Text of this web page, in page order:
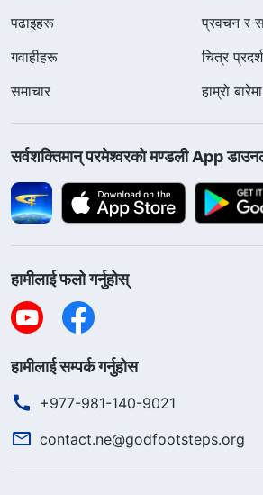
पढाइहरू
प्रवचन र
गवाहीहरू
चित्र
समाचार
हाम्रो बारेमा
सर्वशक्तिमान्‌ परमेश्‍वरको मण्डली App
हामीलाई फलो गर्नुहोस्
हामीलाई सम्पर्क गर्नुहोस
+977-981-140-9021
contact.ne@godfootsteps.org